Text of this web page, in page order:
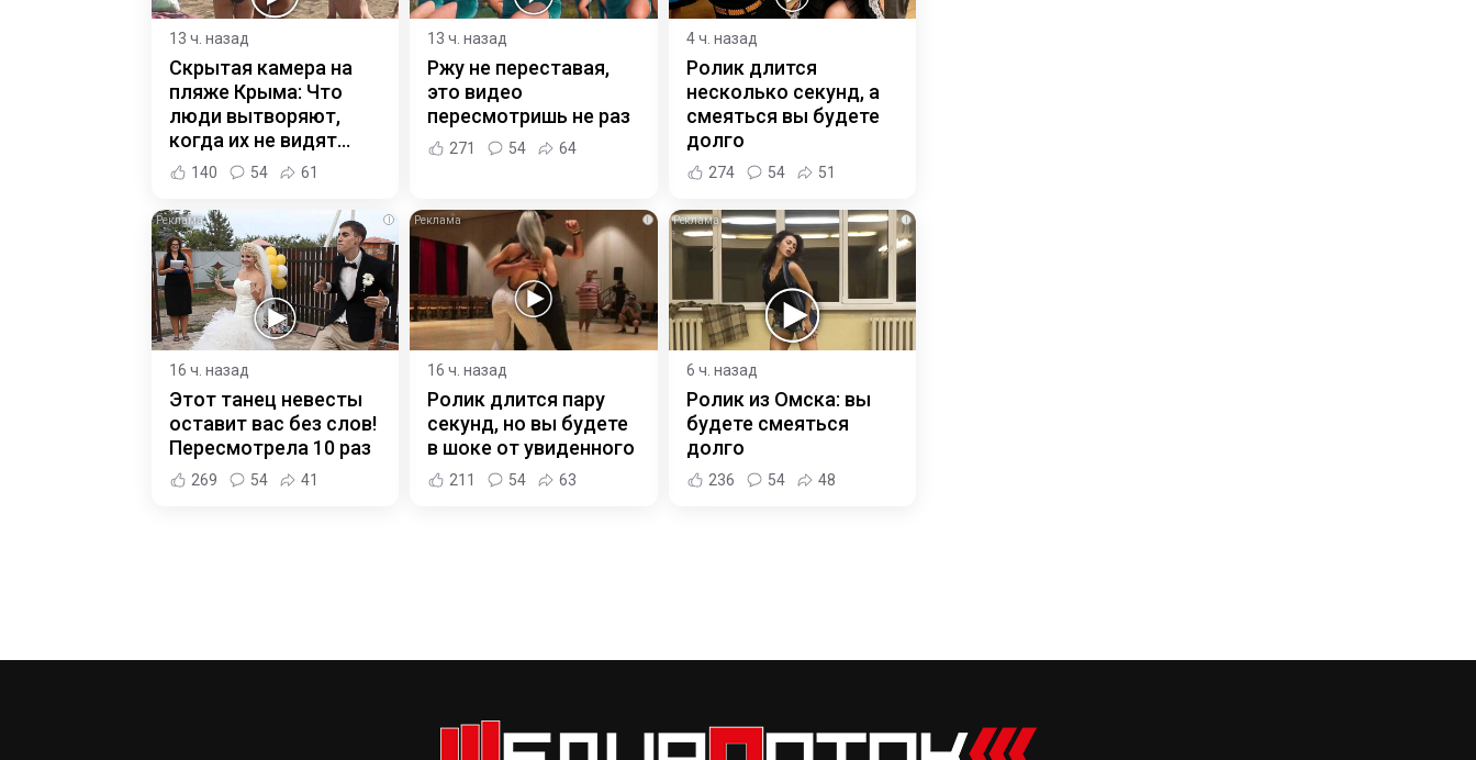
13 ч. назад
Скрытая камера на
пляже Крыма: Что
люди вытворяют,
когда их не видят...
140 54 61
13 ч. назад
Ржу не переставая,
это видео
пересмотришь не раз
271 54 64
4 ч. назад
Ролик длится
несколько секунд, а
смеяться вы будете
долго
274 54 51
i
16 ч. назад
Этот танец невесты
оставит вас без слов!
Пересмотрела 10 раз
269 54 41
i
16 ч. назад
Ролик длится пару
секунд, но вы будете
в шоке от увиденного
211 54 63
i
6 ч. назад
Ролик из Омска: вы
будете смеяться
долго
236 54 48